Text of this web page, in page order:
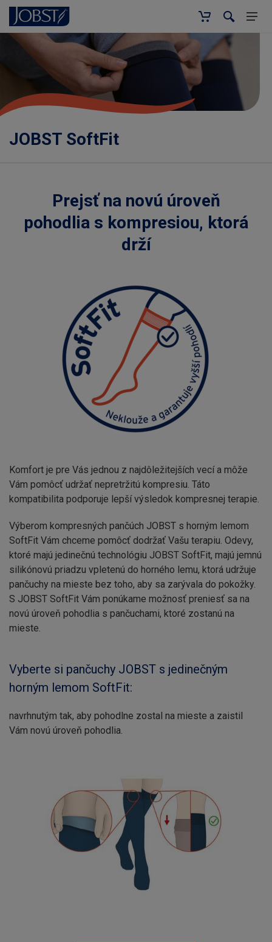
JOBST SoftFit
Prejsť na novú úroveň
pohodlia s kompresiou, ktorá
drží
Komfort je pre Vás jednou z najdôležitejších vecí a môže
Vám pomôcť udržať nepretržitú kompresiu. Táto
kompatibilita podporuje lepší výsledok kompresnej terapie.
Výberom kompresných pančúch JOBST s horným lemom
SoftFit Vám chceme pomôcť dodržať Vašu terapiu. Odevy,
ktoré majú jedinečnú technológiu JOBST SoftFit, majú jemnú
silikónovú priadzu vpletenú do horného lemu, ktorá udržuje
pančuchy na mieste bez toho, aby sa zarývala do pokožky.
S JOBST SoftFit Vám ponúkame možnosť preniesť sa na
novú úroveň pohodlia s pančuchami, ktoré zostanú na
mieste.
Vyberte si pančuchy JOBST s jedinečným
horným lemom SoftFit:
navrhnutým tak, aby pohodlne zostal na mieste a zaistil
Vám novú úroveň pohodlia.